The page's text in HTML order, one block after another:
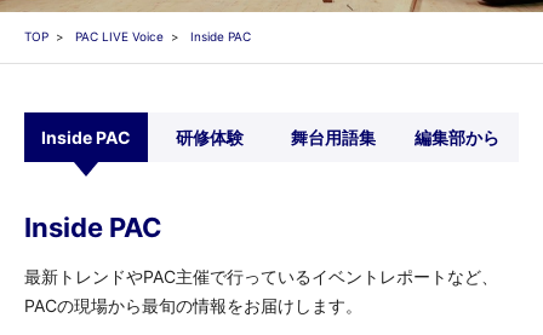
TOP PAC LIVE Voice Inside PAC
Inside PAC 研修体験 舞台用語集 編集部から
Inside PAC
最新トレンドやPAC主催で行っているイベントレポートなど、
PACの現場から最旬の情報をお届けします。